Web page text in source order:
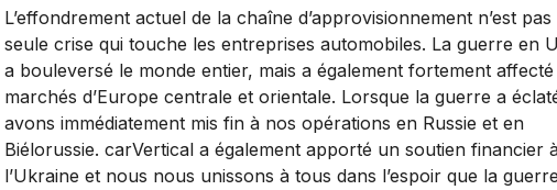
L’effondrement actuel de la chaîne d’approvisionnement n’est pas
seule crise qui touche les entreprises automobiles. La guerre en
a bouleversé le monde entier, mais a également fortement affecté
marchés d’Europe centrale et orientale. Lorsque la guerre a
avons immédiatement mis fin à nos opérations en Russie et en
Biélorussie. carVertical a également apporté un soutien financier
l’Ukraine et nous nous unissons à tous dans l’espoir que la guerre